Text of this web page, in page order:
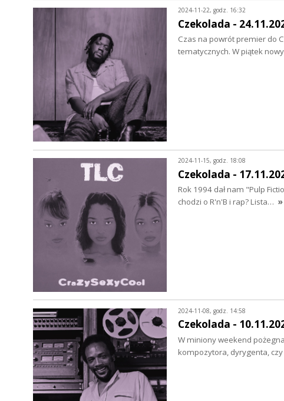
2024-11-22, godz. 16:32
Czekolada -
Czas na powrót premier do
tematycznych. W piątek
2024-11-15, godz. 18:08
Czekolada -
Rok 1994 dał nam "Pulp
chodzi o R'n'B i rap? Lista…
2024-11-08, godz. 14:58
Czekolada -
W miniony weekend
kompozytora, dyrygenta,